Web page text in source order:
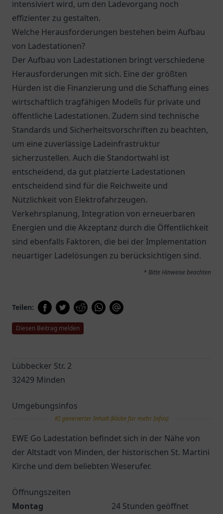
intensiviert wird, um den Ladevorgang noch
effizienter zu gestalten.
Welche Herausforderungen bestehen beim Aufbau
von Ladestationen?
Der Aufbau von Ladestationen bringt verschiedene
Herausforderungen mit sich. Eine der größten
Hürden ist die Finanzierung und die Schaffung eines
wirtschaftlich tragfähigen Modells für private und
öffentliche Ladestationen. Zudem sind technische
Standards und Sicherheitsvorschriften zu beachten,
um eine zuverlässige Ladeinfrastruktur
sicherzustellen. Auch die Standortwahl ist
entscheidend, da gut platzierte Ladestationen
entscheidend sind für die Reichweite und
Nützlichkeit von Elektrofahrzeugen.
Verkehrsplanung, Integration von erneuerbaren
Energien und die Akzeptanz durch die Öffentlichkeit
sind ebenfalls Faktoren, die bei der Implementation
neuartiger Ladelösungen zu berücksichtigen sind.
* Bitte Hinweise beachten
Teilen:
Diesen Beitrag melden
Lübbecker Str. 2
32429 Minden
Umgebungsinfos
KI generierter Inhalt (klicke für mehr Infos)
EWE Go Ladestation befindet sich in der Nähe von
der Altstadt von Minden, der historischen St. Martini
Kirche und dem beliebten Weserufer.
Öffnungszeiten
Montag
24 Stunden geöffnet